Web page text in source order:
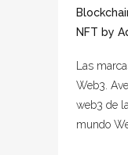
NFT by
Las
Web3.
web3 de
mundo